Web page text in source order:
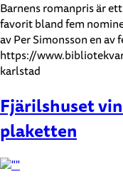
Barnens romanpris är
favorit bland fem
av Per Simonsson en av
https://
karlstad
Fjärilshuset
plaketten